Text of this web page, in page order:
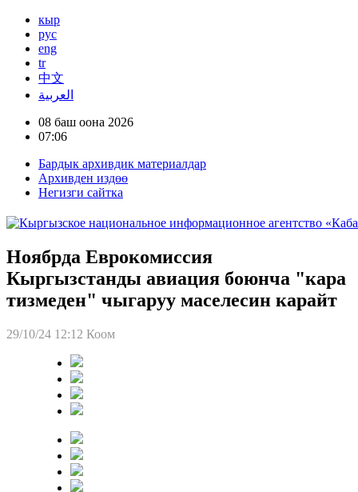
кыр
рус
eng
tr
中文
العربية
08 баш оона 2026
07:06
Бардык архивдик материалдар
Архивден издөө
Негизги сайтка
Ноябрда Еврокомиссия
Кыргызстанды авиация боюнча "кара
тизмеден" чыгаруу маселесин карайт
29/10/24 12:12 Коом